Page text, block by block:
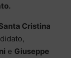
Cristina
e Giuseppe